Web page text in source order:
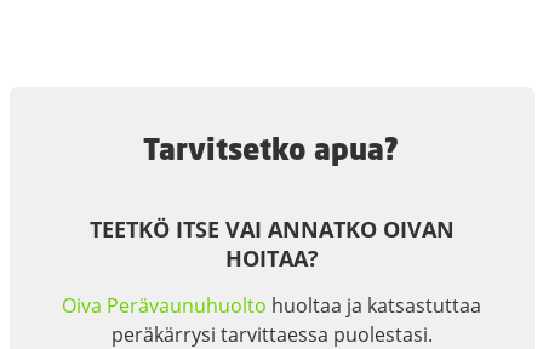
Tarvitsetko apua?
TEETKÖ ITSE VAI ANNATKO OIVAN
HOITAA?
Oiva Perävaunuhuolto huoltaa ja katsastuttaa
peräkärrysi tarvittaessa puolestasi.